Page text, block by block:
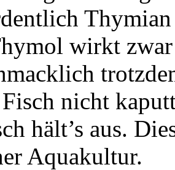
wirkt
nicht
hält’s aus.
Aquakultur.